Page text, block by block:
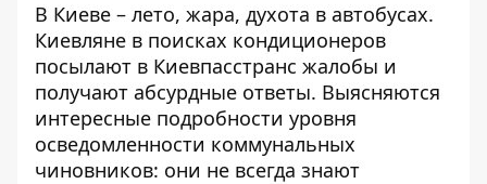
В Киеве – лето, жара, духота в автобусах.
Киевляне в поисках кондиционеров
посылают в Киевпасстранс жалобы и
получают абсурдные ответы. Выясняются
интересные подробности уровня
осведомленности коммунальных
чиновников: они не всегда знают